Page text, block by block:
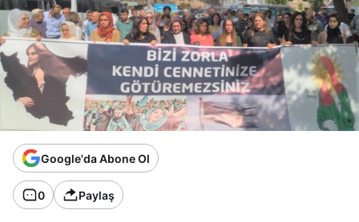
Google'da Abone Ol
0 Paylaş